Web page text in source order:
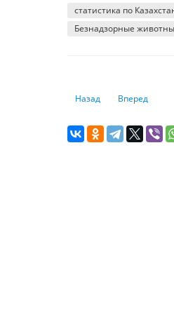
статистика по
Безнадзорные
Предыдущий:
Назад Следующий:
Вперед